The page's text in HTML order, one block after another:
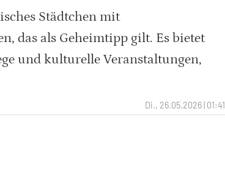
Städtchen mit
das als Geheimtipp gilt. Es bietet
und kulturelle Veranstaltungen,
Di., 26.05.2026 | 01:41